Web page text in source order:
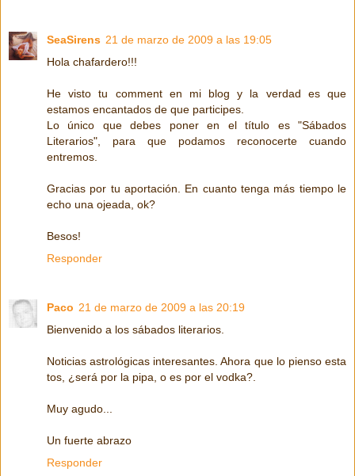
SeaSirens 21 de marzo de 2009 a las 19:05
Hola chafardero!!!
He visto tu comment en mi blog y la verdad es que
estamos encantados de que participes.
Lo único que debes poner en el título es "Sábados
Literarios", para que podamos reconocerte cuando
entremos.
Gracias por tu aportación. En cuanto tenga más tiempo le
echo una ojeada, ok?
Besos!
Responder
Paco 21 de marzo de 2009 a las 20:19
Bienvenido a los sábados literarios.
Noticias astrológicas interesantes. Ahora que lo pienso esta
tos, ¿será por la pipa, o es por el vodka?.
Muy agudo...
Un fuerte abrazo
Responder